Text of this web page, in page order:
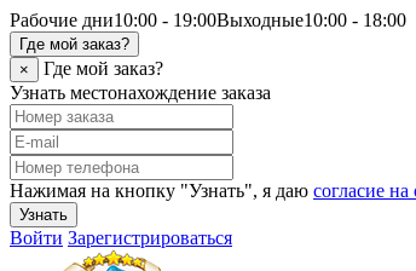
Рабочие дни10:00 - 19:00Выходные10:00 - 18:00
Где мой заказ?
×
Где мой заказ?
Узнать местонахождение заказа
Нажимая на кнопку "Узнать", я даю согласие
Узнать
Войти Зарегистрироваться